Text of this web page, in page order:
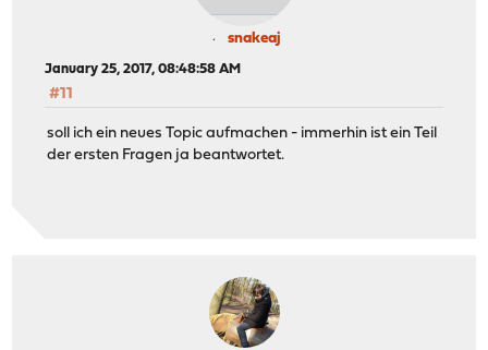
snakeaj
January 25, 2017, 08:48:58 AM
#11
soll ich ein neues Topic aufmachen - immerhin ist ein Teil
der ersten Fragen ja beantwortet.